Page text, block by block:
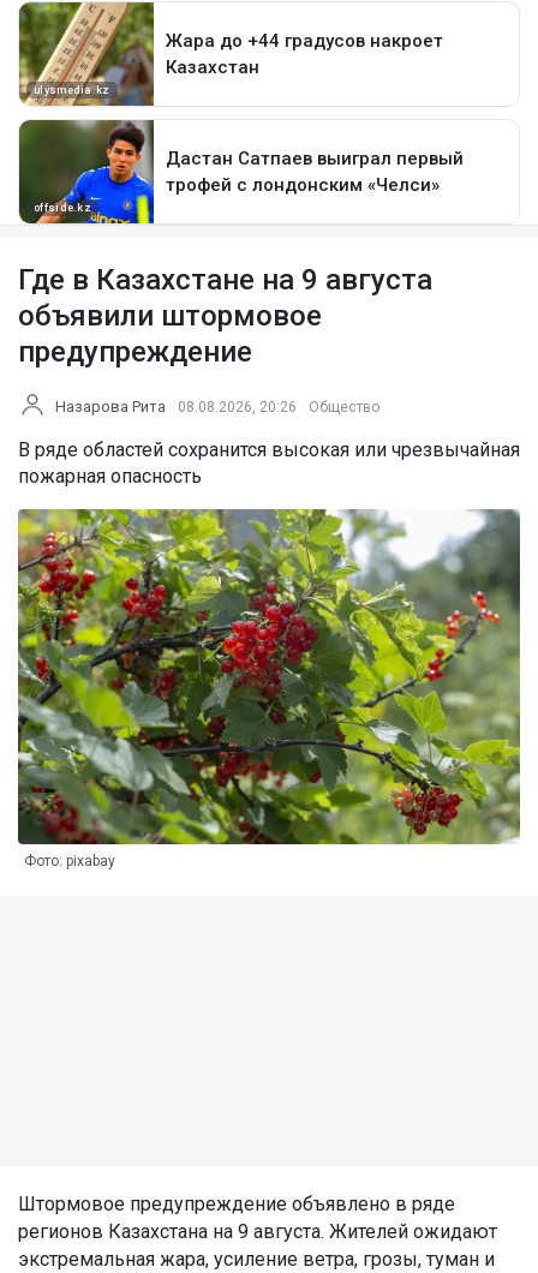
Где в Казахстане на 9 августа
объявили штормовое
предупреждение
Назарова Рита 08.08.2026, 20:26 Общество
В ряде областей сохранится высокая или чрезвычайная
пожарная опасность
Фото: pixabay
Штормовое предупреждение объявлено в ряде
регионов Казахстана на 9 августа. Жителей ожидают
экстремальная жара, усиление ветра, грозы, туман и